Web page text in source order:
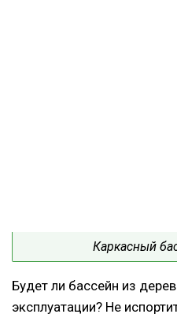
Каркасный
Будет ли бассейн из
эксплуатации? Не